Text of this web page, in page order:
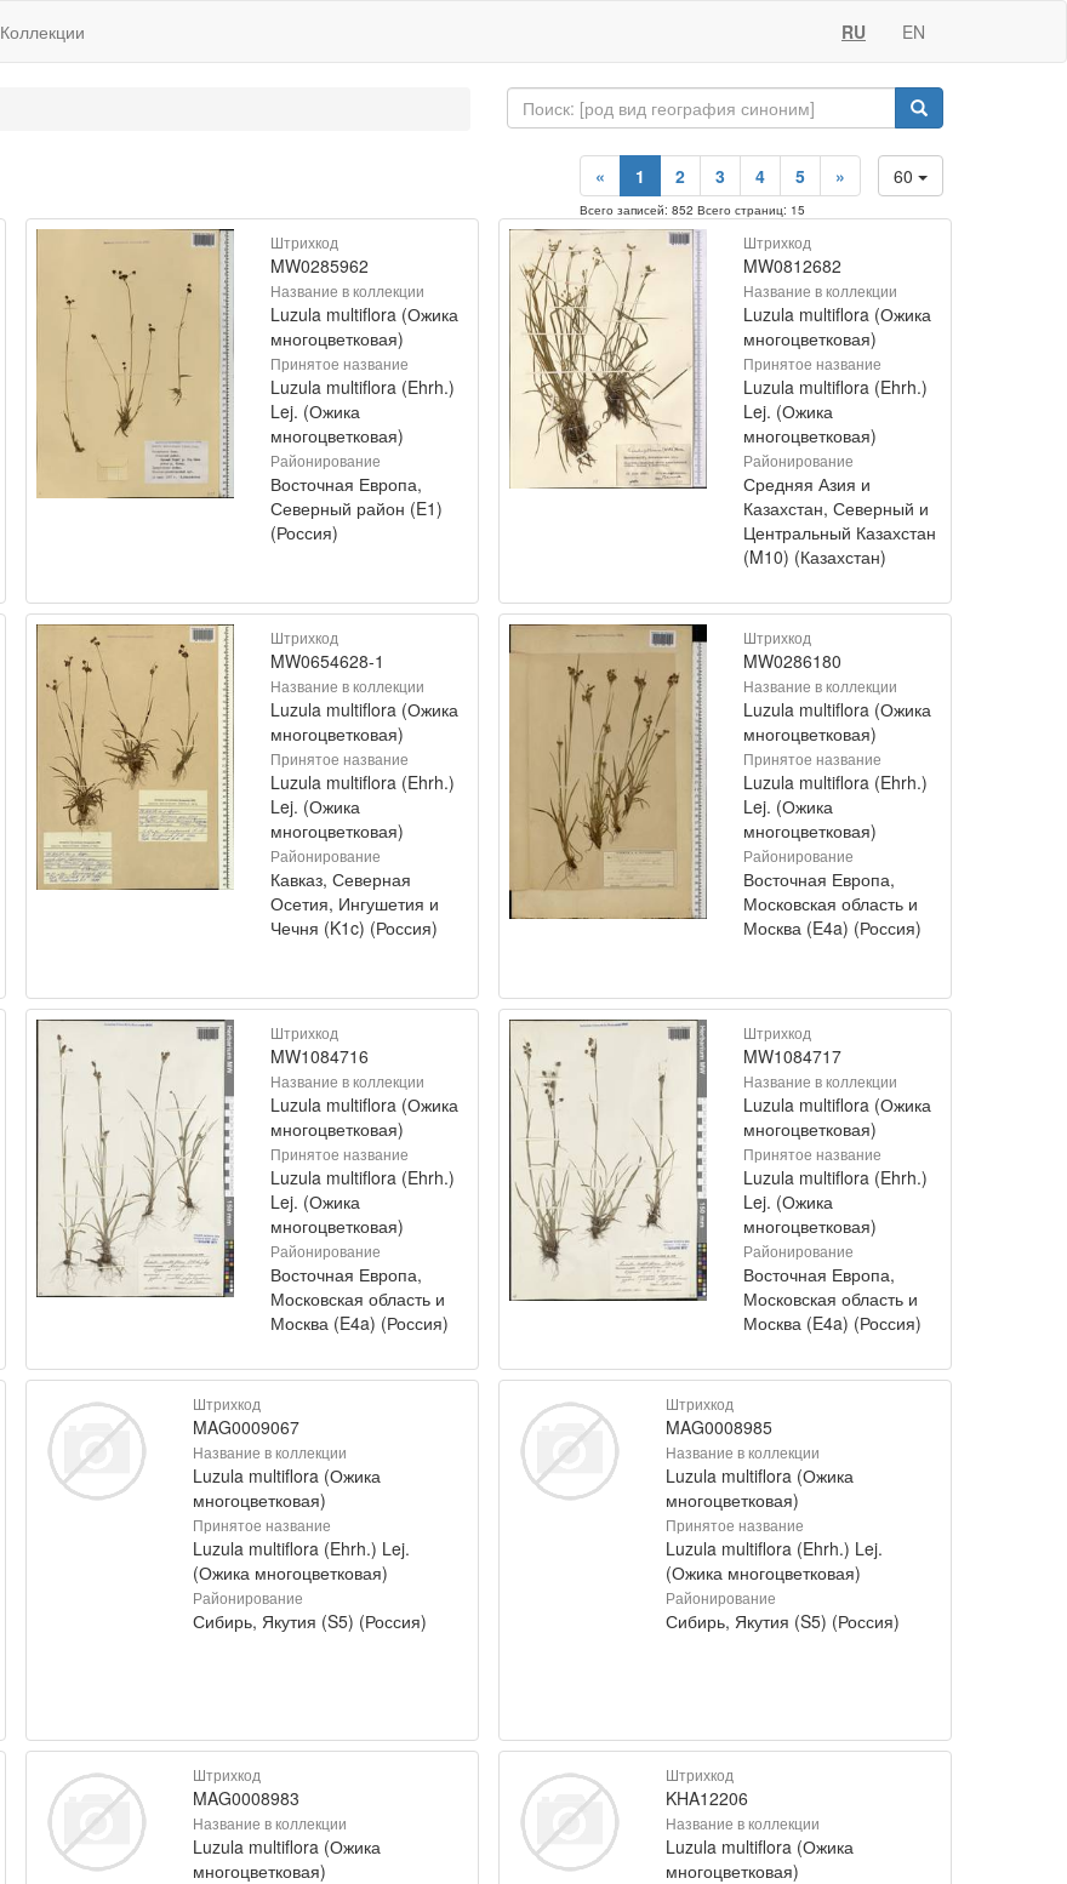
Коллекции RU EN
60
« 1 2 3 4 5 »
Всего записей: 852 Всего страниц: 15
Штрихкод
MW0285962
Название в коллекции
Luzula multiflora (Ожика
многоцветковая)
Принятое название
Luzula multiflora (Ehrh.)
Lej. (Ожика
многоцветковая)
Районирование
Восточная Европа,
Северный район (E1)
(Россия)
Штрихкод
MW0812682
Название в коллекции
Luzula multiflora (Ожика
многоцветковая)
Принятое название
Luzula multiflora (Ehrh.)
Lej. (Ожика
многоцветковая)
Районирование
Средняя Азия и
Казахстан, Северный и
Центральный Казахстан
(M10) (Казахстан)
Штрихкод
MW0654628-1
Название в коллекции
Luzula multiflora (Ожика
многоцветковая)
Принятое название
Luzula multiflora (Ehrh.)
Lej. (Ожика
многоцветковая)
Районирование
Кавказ, Северная
Осетия, Ингушетия и
Чечня (K1c) (Россия)
Штрихкод
MW0286180
Название в коллекции
Luzula multiflora (Ожика
многоцветковая)
Принятое название
Luzula multiflora (Ehrh.)
Lej. (Ожика
многоцветковая)
Районирование
Восточная Европа,
Московская область и
Москва (E4a) (Россия)
Штрихкод
MW1084716
Название в коллекции
Luzula multiflora (Ожика
многоцветковая)
Принятое название
Luzula multiflora (Ehrh.)
Lej. (Ожика
многоцветковая)
Районирование
Восточная Европа,
Московская область и
Москва (E4a) (Россия)
Штрихкод
MW1084717
Название в коллекции
Luzula multiflora (Ожика
многоцветковая)
Принятое название
Luzula multiflora (Ehrh.)
Lej. (Ожика
многоцветковая)
Районирование
Восточная Европа,
Московская область и
Москва (E4a) (Россия)
Штрихкод
MAG0009067
Название в коллекции
Luzula multiflora (Ожика
многоцветковая)
Принятое название
Luzula multiflora (Ehrh.) Lej.
(Ожика многоцветковая)
Районирование
Сибирь, Якутия (S5) (Россия)
Штрихкод
MAG0008985
Название в коллекции
Luzula multiflora (Ожика
многоцветковая)
Принятое название
Luzula multiflora (Ehrh.) Lej.
(Ожика многоцветковая)
Районирование
Сибирь, Якутия (S5) (Россия)
Штрихкод
MAG0008983
Название в коллекции
Luzula multiflora (Ожика
многоцветковая)
Штрихкод
KHA12206
Название в коллекции
Luzula multiflora (Ожика
многоцветковая)